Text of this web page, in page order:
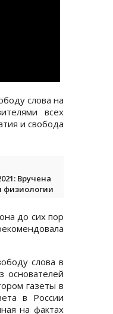
слова на
всех
и свобода
Вручена
физиологии
до сих пор
слова в
основателей
газеты в
в России
на фактах